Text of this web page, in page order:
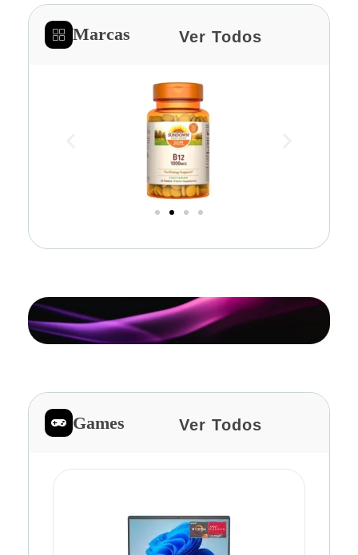
Marcas Ver Todos
Games Ver Todos